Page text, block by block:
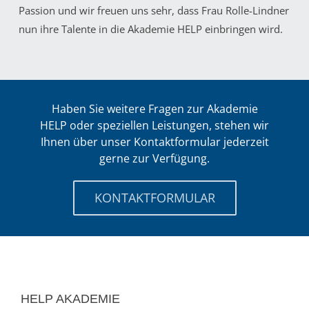
Passion und wir freuen uns sehr, dass Frau Rolle-Lindner
nun ihre Talente in die Akademie HELP einbringen wird.
Haben Sie weitere Fragen zur Akademie
HELP oder speziellen Leistungen, stehen wir
Ihnen über unser Kontaktformular jederzeit
gerne zur Verfügung.
KONTAKTFORMULAR
HELP AKADEMIE